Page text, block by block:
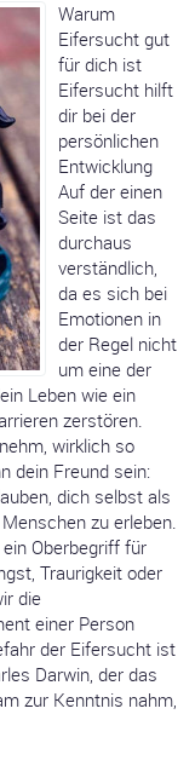
Warum
Eifersucht gut
für dich ist
Eifersucht hilft
dir bei der
persönlichen
Entwicklung
Auf der einen
Seite ist das
durchaus
verständlich,
da es sich bei
Emotionen in
der Regel nicht
um eine der
Leben wie ein
zerstören.
wirklich so
dein Freund sein:
dich selbst als
zu erleben.
Oberbegriff für
Traurigkeit oder
die
einer Person
der Eifersucht ist
Darwin, der das
zur Kenntnis nahm,